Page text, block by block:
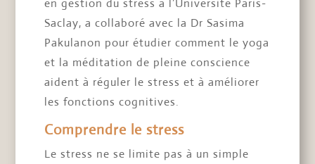
en gestion du stress à l’Université Paris-
Saclay, a collaboré avec la Dr Sasima
Pakulanon pour étudier comment le yoga
et la méditation de pleine conscience
aident à réguler le stress et à améliorer
les fonctions cognitives.
Comprendre le stress
Le stress ne se limite pas à un simple